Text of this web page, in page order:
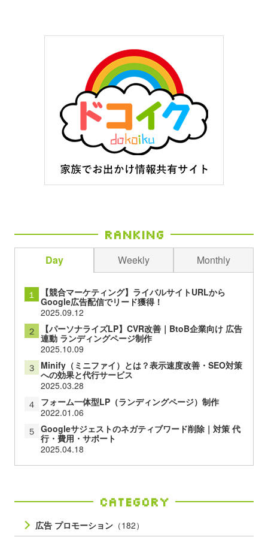
Ranking
Day Weekly Monthly
１
【競合マーケティング】ライバルサイトURLから
Google広告配信でリード獲得！
2025.09.12
２
【パーソナライズLP】CVR改善｜BtoB企業向け 広告
連動 ランディングページ制作
2025.10.09
３ Minify（ミニファイ）とは？表示速度改善・SEO対策
への効果と代行サービス
2025.03.28
４ フォーム一体型LP（ランディングページ）制作
2022.01.06
５ Googleサジェストのネガティブワード削除｜対策 代
行・費用・サポート
2025.04.18
Category
広告 プロモーション （182）